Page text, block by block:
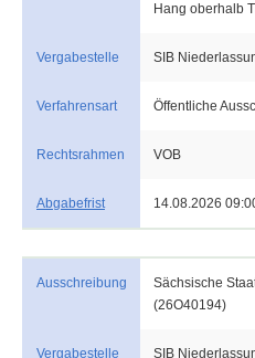
Hang oberhalb
Vergabestelle SIB
Verfahrensart Öffentliche
Rechtsrahmen VOB
Abgabefrist 14.08.2026
Ausschreibung
Sächsische
(26O40194)
Vergabestelle SIB